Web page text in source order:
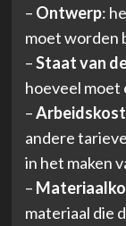
– Ontwerp:
moet worden
–Staat van
hoeveel moet
–
andere
in het maken
–
materiaal die